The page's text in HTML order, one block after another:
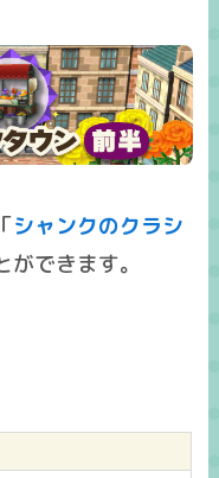
シャンクのクラシ
ができます。